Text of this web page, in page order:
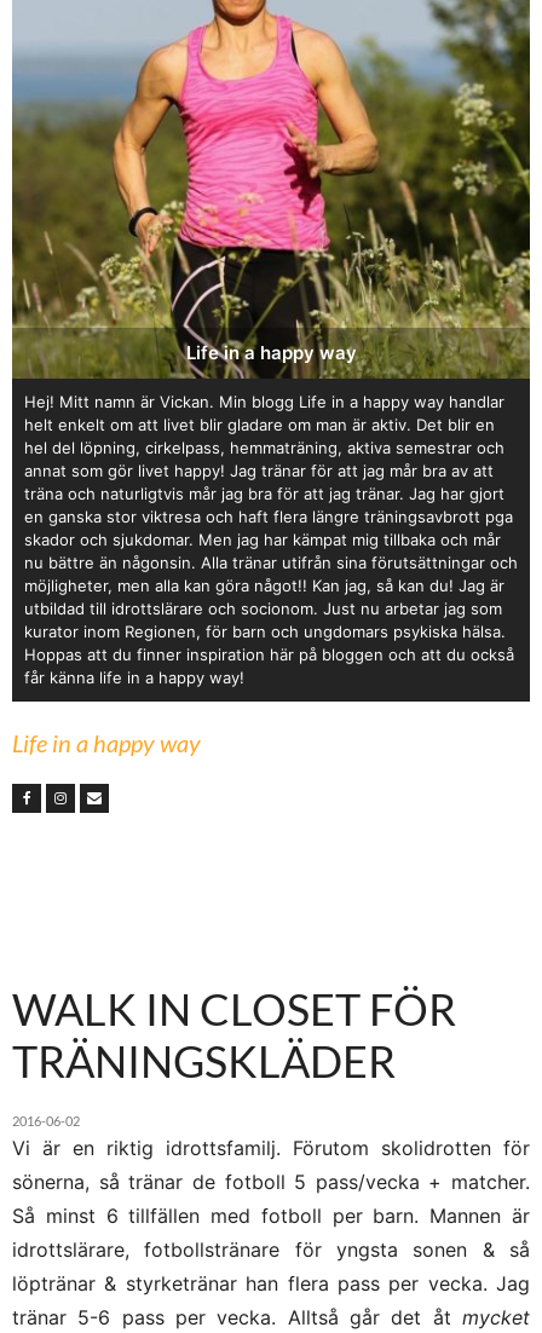
Life in a happy way
Hej! Mitt namn är Vickan. Min blogg Life in a happy way handlar
helt enkelt om att livet blir gladare om man är aktiv. Det blir en
hel del löpning, cirkelpass, hemmaträning, aktiva semestrar och
annat som gör livet happy! Jag tränar för att jag mår bra av att
träna och naturligtvis mår jag bra för att jag tränar. Jag har gjort
en ganska stor viktresa och haft flera längre träningsavbrott pga
skador och sjukdomar. Men jag har kämpat mig tillbaka och mår
nu bättre än någonsin. Alla tränar utifrån sina förutsättningar och
möjligheter, men alla kan göra något!! Kan jag, så kan du! Jag är
utbildad till idrottslärare och socionom. Just nu arbetar jag som
kurator inom Regionen, för barn och ungdomars psykiska hälsa.
Hoppas att du finner inspiration här på bloggen och att du också
får känna life in a happy way!
Life in a happy way
WALK IN CLOSET FÖR
TRÄNINGSKLÄDER
2016-06-02
Vi är en riktig idrottsfamilj. Förutom skolidrotten för
sönerna, så tränar de fotboll 5 pass/vecka + matcher.
Så minst 6 tillfällen med fotboll per barn. Mannen är
idrottslärare, fotbollstränare för yngsta sonen & så
löptränar & styrketränar han flera pass per vecka. Jag
tränar 5-6 pass per vecka. Alltså går det åt mycket